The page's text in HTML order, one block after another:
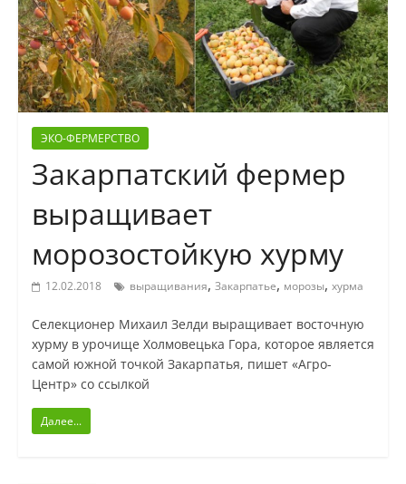
ЭКО-ФЕРМЕРСТВО
Закарпатский фермер
выращивает
морозостойкую хурму
12.02.2018 выращивания, Закарпатье, морозы, хурма
Селекционер Михаил Зелди выращивает восточную
хурму в урочище Холмовецька Гора, которое является
самой южной точкой Закарпатья, пишет «Агро-
Центр» со ссылкой
Далее...